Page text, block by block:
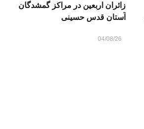
زائران اربعین در مراکز گمشدگان
آستان قدس حسینی
04/08/26